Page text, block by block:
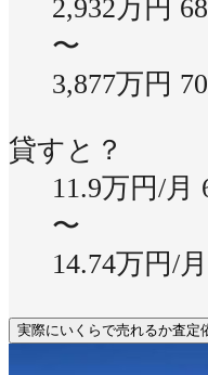
2,932万円
〜
3,877万円
貸すと？
11.9万円/月
〜
14.74万円/月
実際にいくらで売れるか査定